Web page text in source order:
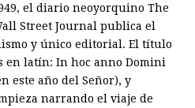
el diario neoyorquino The
Street Journal publica el
y único editorial. El título
en latín: In hoc anno Domini
este año del Señor), y
narrando el viaje de